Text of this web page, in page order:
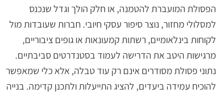
הפסולת המועברת להטמנה, או חלק הולך וגדל שנכנס
למסלולי מחזור, נוצר סיפור עסקי חיובי. חברות שעובדות מול
לקוחות בינלאומיים, רשתות קמעונאות או גופים ציבוריים,
מרגישות היטב את הדרישה לעמוד בסטנדרטים סביבתיים.
נתוני פסולת מסודרים אינם רק עוד טבלה, אלא כלי שמאפשר
להוכיח עמידה ביעדים, להציג התייעלות ולתכנן קדימה. בנייה